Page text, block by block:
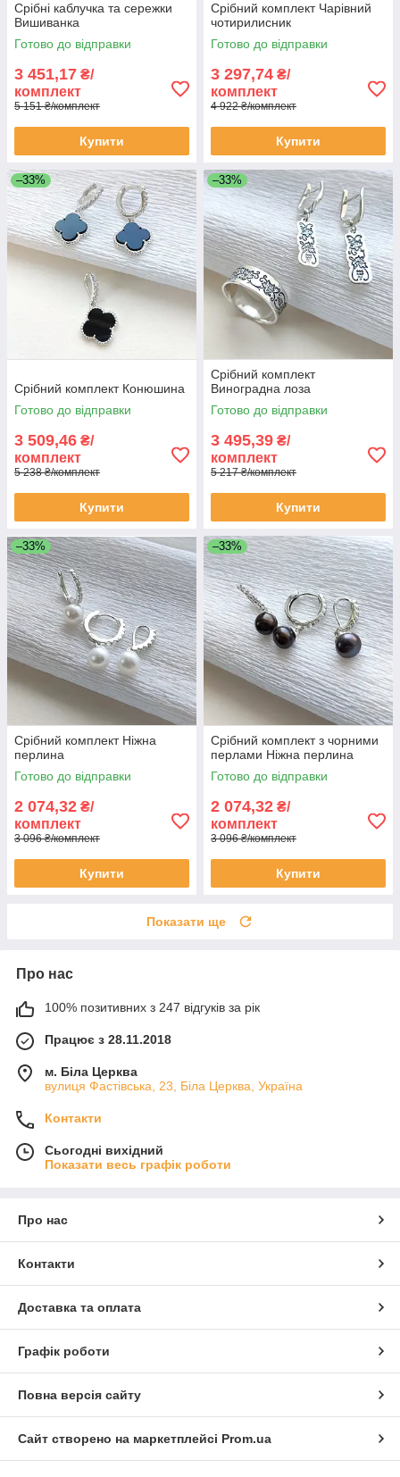
Срібні каблучка та сережки
Вишиванка
Готово до відправки
3 451,17 ₴/
комплект
5 151 ₴/комплект
Купити
Срібний комплект Чарівний
чотирилисник
Готово до відправки
3 297,74 ₴/
комплект
4 922 ₴/комплект
Купити
–33%
Срібний комплект Конюшина
Готово до відправки
3 509,46 ₴/
комплект
5 238 ₴/комплект
Купити
–33%
Срібний комплект
Виноградна лоза
Готово до відправки
3 495,39 ₴/
комплект
5 217 ₴/комплект
Купити
–33%
Срібний комплект Ніжна
перлина
Готово до відправки
2 074,32 ₴/
комплект
3 096 ₴/комплект
Купити
–33%
Срібний комплект з чорними
перлами Ніжна перлина
Готово до відправки
2 074,32 ₴/
комплект
3 096 ₴/комплект
Купити
Показати ще
Про нас
100% позитивних з 247 відгуків за рік
Працює з 28.11.2018
м. Біла Церква
вулиця Фастівська, 23, Біла Церква, Україна
Контакти
Сьогодні вихідний
Показати весь графік роботи
Про нас
Контакти
Доставка та оплата
Графік роботи
Повна версія сайту
Сайт створено на маркетплейсі Prom.ua